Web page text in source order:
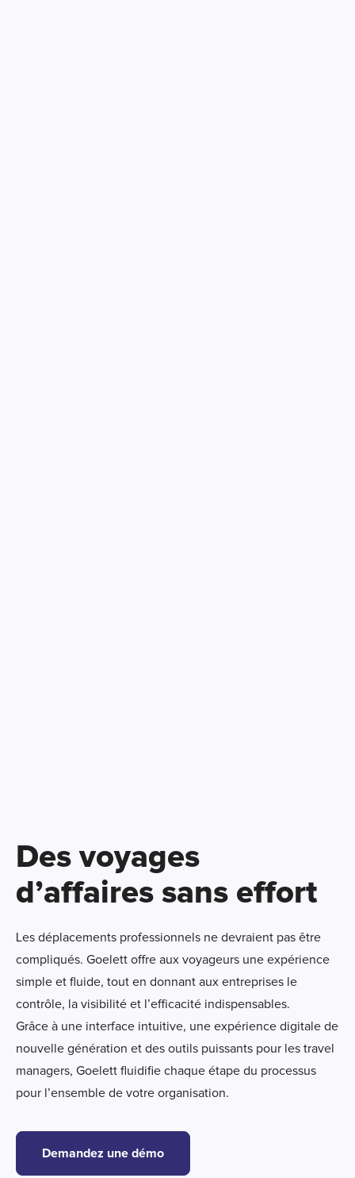
Des voyages
d’affaires sans effort
Les déplacements professionnels ne devraient pas être
compliqués. Goelett offre aux voyageurs une expérience
simple et fluide, tout en donnant aux entreprises le
contrôle, la visibilité et l’efficacité indispensables.
Grâce à une interface intuitive, une expérience digitale de
nouvelle génération et des outils puissants pour les travel
managers, Goelett fluidifie chaque étape du processus
pour l’ensemble de votre organisation.
Demandez une démo